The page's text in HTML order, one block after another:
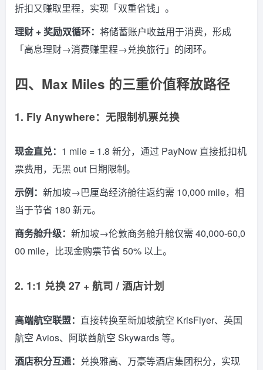
折扣又赚取里程，实现「双重省钱」。
理财 + 奖励双循环： 将储蓄账户收益用于消费，形成
「高息理财→消费赚里程→兑换旅行」的闭环。
四、Max Miles 的三重价值释放路径
1. Fly Anywhere：无限制机票兑换
现金直兑： 1 mile = 1.8 新分，通过 PayNow 直接抵扣机
票费用，无黑 out 日期限制。
示例： 新加坡→巴厘岛经济舱往返约需 10,000 mile，相
当于节省 180 新元。
商务舱升级： 新加坡→伦敦商务舱升舱仅需 40,000-60,0
00 mile，比现金购票节省 50% 以上。
2. 1:1 兑换 27 + 航司 / 酒店计划
高端航空联盟： 直接转换至新加坡航空 KrisFlyer、英国
航空 Avios、阿联酋航空 Skywards 等。
酒店积分互通： 兑换雅高、万豪等酒店集团积分，实现